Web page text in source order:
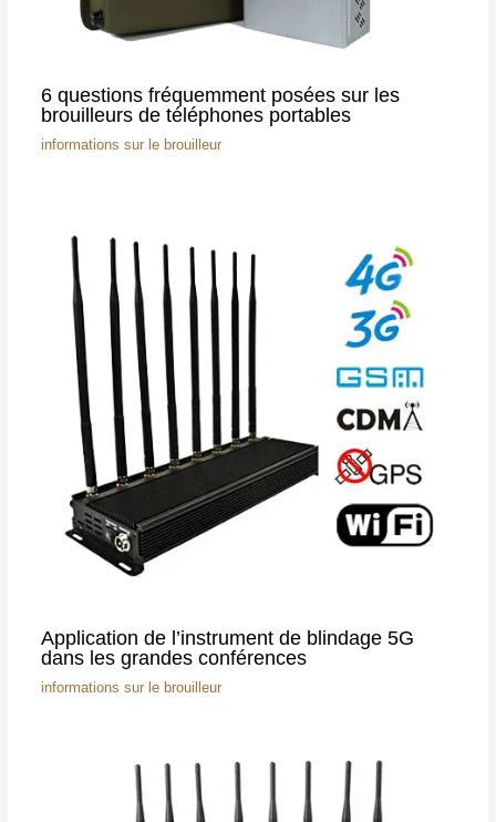
6 questions fréquemment posées sur les
brouilleurs de téléphones portables
informations sur le brouilleur
Application de l’instrument de blindage 5G
dans les grandes conférences
informations sur le brouilleur